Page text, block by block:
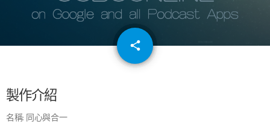
share
email
製作介紹
名稱: 同心與合一